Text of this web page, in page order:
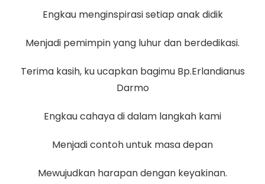
Engkau menginspirasi setiap anak didik
Menjadi pemimpin yang luhur dan berdedikasi.
Terima kasih, ku ucapkan bagimu Bp.Erlandianus
Darmo
Engkau cahaya di dalam langkah kami
Menjadi contoh untuk masa depan
Mewujudkan harapan dengan keyakinan.